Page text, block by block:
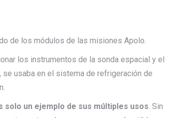
de los módulos de las misiones Apolo.
los instrumentos de la sonda espacial y el
usaba en el sistema de refrigeración de
un ejemplo de sus múltiples usos . Sin